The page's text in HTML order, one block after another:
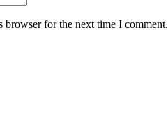
browser for the next time I comment.